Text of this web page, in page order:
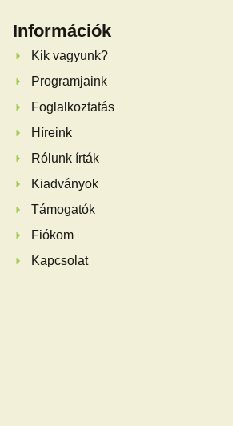
Információk
Kik vagyunk?
Programjaink
Foglalkoztatás
Híreink
Rólunk írták
Kiadványok
Támogatók
Fiókom
Kapcsolat